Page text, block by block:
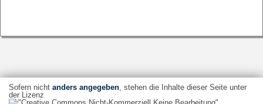
Sofern nicht anders angegeben, stehen die Inhalte dieser Seite unter
der Lizenz